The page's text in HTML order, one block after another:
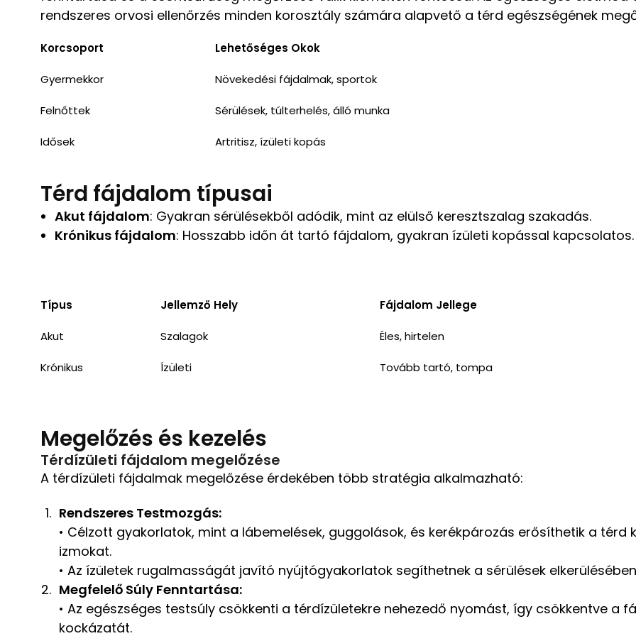
rendszeres orvosi ellenőrzés minden korosztály számára alapvető a térd egészségének
Korcsoport Lehetőséges Okok
Gyermekkor Növekedési fájdalmak, sportok
Felnőttek Sérülések, túlterhelés, álló munka
Idősek Artritisz, ízületi kopás
Térd fájdalom típusai
Akut fájdalom: Gyakran sérülésekből adódik, mint az elülső keresztszalag szakadás.
Krónikus fájdalom: Hosszabb időn át tartó fájdalom, gyakran ízületi kopással kapcsolatos.
Típus Jellemző Hely Fájdalom Jellege
Akut Szalagok Éles, hirtelen
Krónikus Ízületi Tovább tartó, tompa
Megelőzés és kezelés
Térdízületi fájdalom megelőzése
A térdízületi fájdalmak megelőzése érdekében több stratégia alkalmazható:
Rendszeres Testmozgás:
• Célzott gyakorlatok, mint a lábemelések, guggolások, és kerékpározás erősíthetik a térd
izmokat.
• Az ízületek rugalmasságát javító nyújtógyakorlatok segíthetnek a sérülések
Megfelelő Súly Fenntartása:
• Az egészséges testsúly csökkenti a térdízületekre nehezedő nyomást, így csökkentve a
kockázatát.